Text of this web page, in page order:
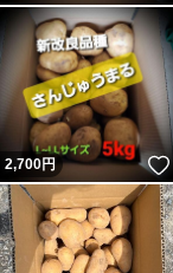
2,700円